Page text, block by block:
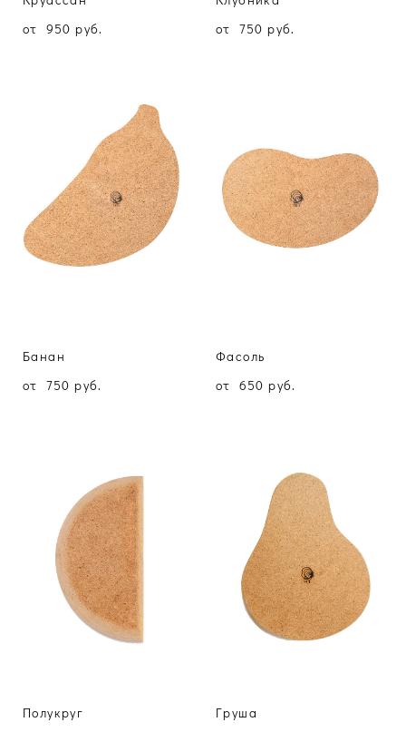
от 950 pуб.
от 750 pуб.
Банан
от 750 pуб.
Фасоль
от 650 pуб.
Полукруг
Груша